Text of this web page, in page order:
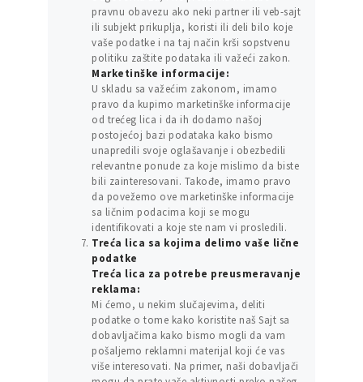
pravnu obavezu ako neki partner ili veb-sajt
ili subjekt prikuplja, koristi ili deli bilo koje
vaše podatke i na taj način krši sopstvenu
politiku zaštite podataka ili važeći zakon.
Marketinške informacije:
U skladu sa važećim zakonom, imamo
pravo da kupimo marketinške informacije
od trećeg lica i da ih dodamo našoj
postojećoj bazi podataka kako bismo
unapredili svoje oglašavanje i obezbedili
relevantne ponude za koje mislimo da biste
bili zainteresovani. Takođe, imamo pravo
da povežemo ove marketinške informacije
sa ličnim podacima koji se mogu
identifikovati a koje ste nam vi prosledili.
Treća lica sa kojima delimo vaše lične
podatke
Treća lica za potrebe preusmeravanje
reklama:
Mi ćemo, u nekim slučajevima, deliti
podatke o tome kako koristite naš Sajt sa
dobavljačima kako bismo mogli da vam
pošaljemo reklamni materijal koji će vas
više interesovati. Na primer, naši dobavljači